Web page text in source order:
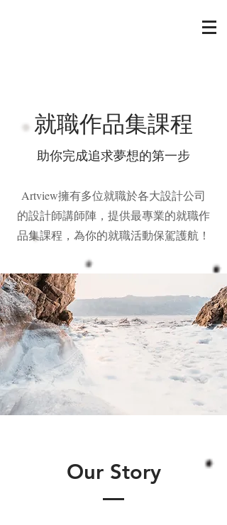
就職作品集課程
​助你完成追求夢想的第一步
​Artview擁有多位就職於各大設計公司
的設計師講師陣，提供最專業的就職作
品集課程，為你的就職活動保駕護航！
Our Story